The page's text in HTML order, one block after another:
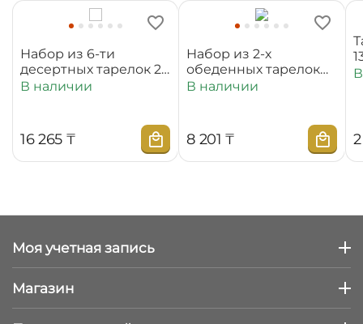
Набор из 6-ти
десертных тарелок 20
см WL‑880100‑JV/6C
В наличии
16 265 ₸
Набор из 2-х
обеденных тарелок
25,5 см
В наличии
8 201 ₸
Моя учетная запись
Магазин